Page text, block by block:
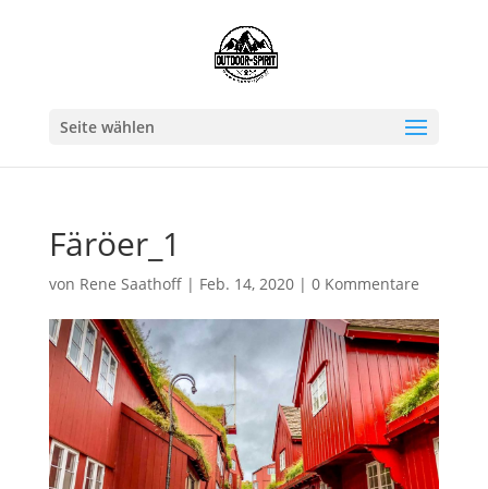
Seite wählen
Färöer_1
von Rene Saathoff| Feb. 14, 2020| 0 Kommentare